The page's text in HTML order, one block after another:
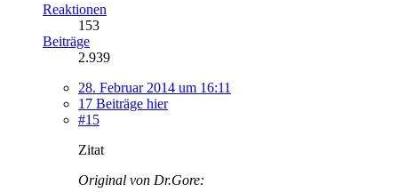
Reaktionen
153
Beiträge
2.939
28. Februar 2014 um 16:11
17 Beiträge hier
#15
Zitat
Original von Dr.Gore: